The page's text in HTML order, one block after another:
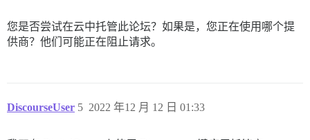
您是否尝试在云中托管此论坛？如果是，您正在使用哪个提
供商？他们可能正在阻止请求。
DiscourseUser 2022 年12 月 12 日 01:33
5